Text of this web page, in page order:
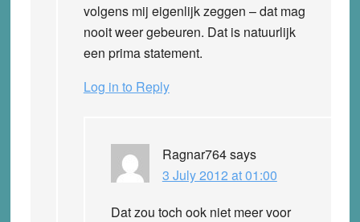
volgens mij eigenlijk zeggen – dat mag
nooit weer gebeuren. Dat is natuurlijk
een prima statement.
Log in to Reply
Ragnar764says
3 July 2012 at 01:00
Dat zou toch ook niet meer voor